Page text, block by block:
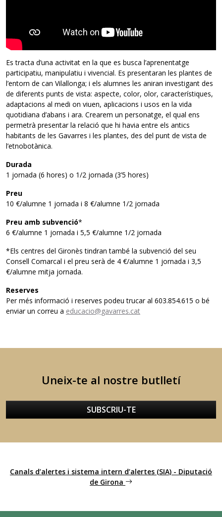
Es tracta d’una activitat en la que es busca l’aprenentatge
participatiu, manipulatiu i vivencial. Es presentaran les plantes de
l’entorn de can Vilallonga; i els alumnes les aniran investigant des
de diferents punts de vista: aspecte, color, olor, característiques,
adaptacions al medi on viuen, aplicacions i usos en la vida
quotidiana d’abans i ara. Crearem un personatge, el qual ens
permetrà presentar la relació que hi havia entre els antics
habitants de les Gavarres i les plantes, des del punt de vista de
l’etnobotànica.
Durada
1 jornada (6 hores) o 1/2 jornada (3’5 hores)
Preu
10 €/alumne 1 jornada i 8 €/alumne 1/2 jornada
Preu amb subvenció*
6 €/alumne 1 jornada i 5,5 €/alumne 1/2 jornada
*Els centres del Gironès tindran també la subvenció del seu
Consell Comarcal i el preu serà de 4 €/alumne 1 jornada i 3,5
€/alumne mitja jornada.
Reserves
Per més informació i reserves podeu trucar al 603.854.615 o bé
enviar un correu a educacio@gavarres.cat
Uneix-te al nostre butlletí
SUBSCRIU-TE
Canals d’alertes i sistema intern d’alertes (SIA) - Diputació
de Girona